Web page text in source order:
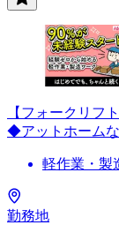
【フォークリフ
◆アットホーム
軽作業・製
勤務地